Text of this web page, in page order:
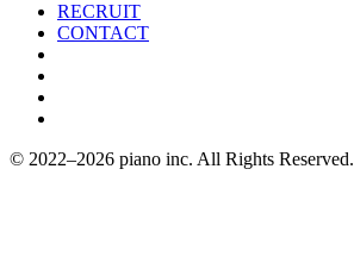
RECRUIT
CONTACT
© 2022–2026 piano inc. All Rights Reserved.